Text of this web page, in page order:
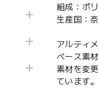
組成：ポ
生産国：
アルティ
ベース素
素材を変
ています